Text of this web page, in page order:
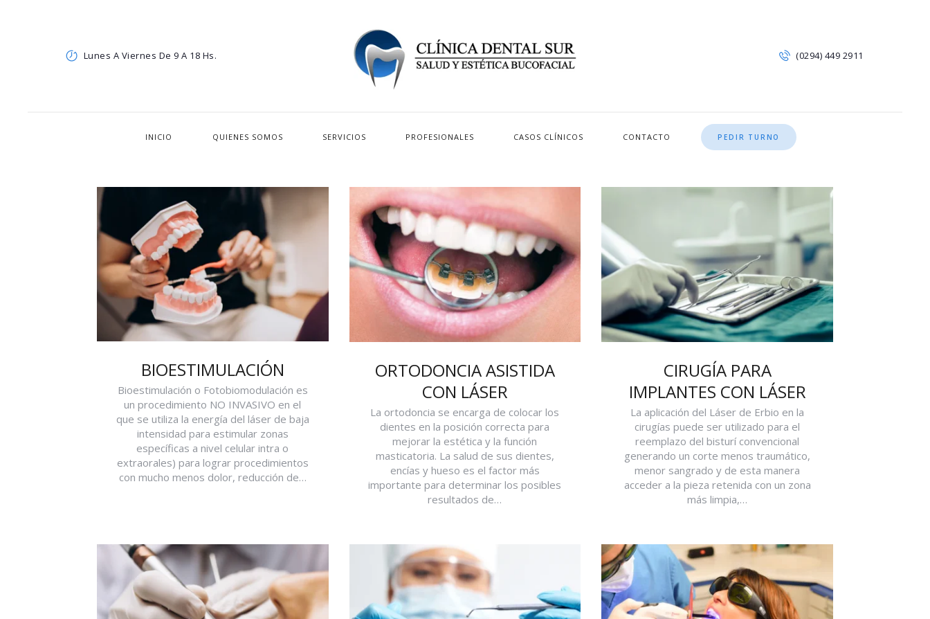
Lunes A Viernes De 9 A 18 Hs. (0294) 449 2911
INICIO QUIENES SOMOS SERVICIOS PROFESIONALES CASOS CLÍNICOS CONTACTO PEDIR TURNO
BIOESTIMULACIÓN
Bioestimulación o Fotobiomodulación es
un procedimiento NO INVASIVO en el
que se utiliza la energía del láser de baja
intensidad para estimular zonas
específicas a nivel celular intra o
extraorales) para lograr procedimientos
con mucho menos dolor, reducción de…
ORTODONCIA ASISTIDA
CON LÁSER
La ortodoncia se encarga de colocar los
dientes en la posición correcta para
mejorar la estética y la función
masticatoria. La salud de sus dientes,
encías y hueso es el factor más
importante para determinar los posibles
resultados de…
CIRUGÍA PARA
IMPLANTES CON LÁSER
La aplicación del Láser de Erbio en la
cirugías puede ser utilizado para el
reemplazo del bisturí convencional
generando un corte menos traumático,
menor sangrado y de esta manera
acceder a la pieza retenida con un zona
más limpia,…